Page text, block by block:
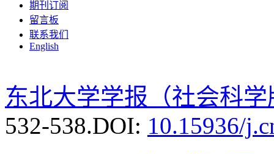
期刊订阅
留言板
联系我们
English
东北大学学报（社会科学
532-538.DOI: 10.15936/